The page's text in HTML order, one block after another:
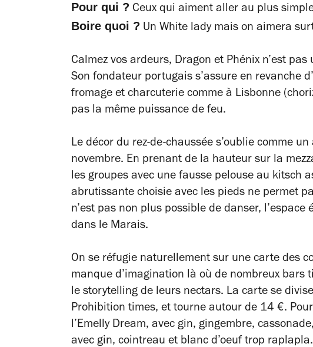
Pour qui ? Ceux qui aiment aller au plus
Boire quoi ? Un White lady mais on aimera
Calmez vos ardeurs, Dragon et Phénix n’est
Son fondateur portugais s’assure en revanche
fromage et charcuterie comme à Lisbonne
pas la même puissance de feu.
Le décor du rez-de-chaussée s’oublie comme
novembre. En prenant de la hauteur sur la
les groupes avec une fausse pelouse au kitsch
abrutissante choisie avec les pieds ne permet
n’est pas non plus possible de danser,
dans le Marais.
On se réfugie naturellement sur une carte des
manque d’imagination là où de nombreux
le storytelling de leurs nectars. La carte se
Prohibition times, et tourne autour de 14 €.
l’Emelly Dream, avec gin, gingembre,
avec gin, cointreau et blanc d’oeuf trop